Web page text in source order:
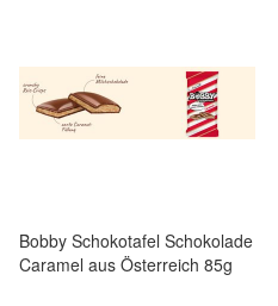
Bobby Schokotafel Schokolade
Caramel aus Österreich 85g